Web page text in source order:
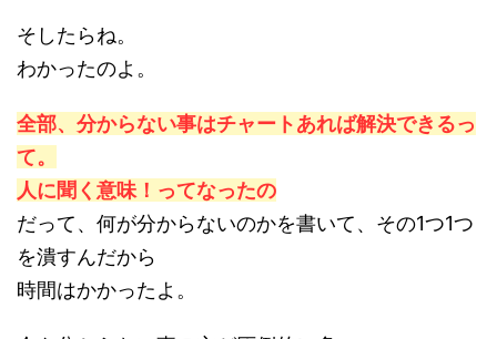
そしたらね。
わかったのよ。
全部、分からない事はチャートあれば解決できるっ
て。
人に聞く意味！ってなったの
だって、何が分からないのかを書いて、その1つ1つ
を潰すんだから
時間はかかったよ。